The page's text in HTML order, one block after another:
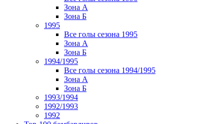
Зона А
Зона Б
1995
Все голы сезона 1995
Зона А
Зона Б
1994/1995
Все голы сезона 1994/1995
Зона А
Зона Б
1993/1994
1992/1993
1992